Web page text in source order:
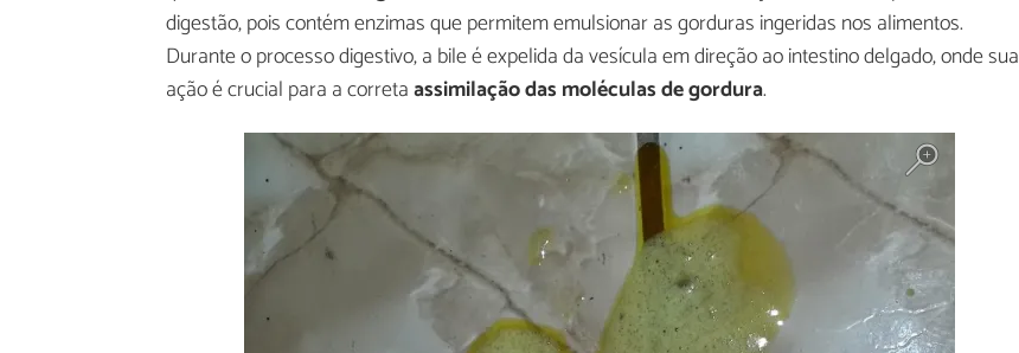
digestão, pois contém enzimas que permitem emulsionar as gorduras ingeridas nos alimentos.
Durante o processo digestivo, a bile é expelida da vesícula em direção ao intestino delgado, onde sua
ação é crucial para a corretaassimilação das moléculas de gordura.